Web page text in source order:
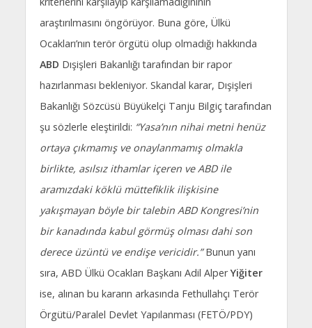
araştırılmasını öngörüyor. Buna göre, Ülkü
Ocakları’nın terör örgütü olup olmadığı hakkında
ABD Dışişleri Bakanlığı tarafından bir rapor
hazırlanması bekleniyor. Skandal karar, Dışişleri
Bakanlığı Sözcüsü Büyükelçi Tanju Bilgiç tarafından
şu sözlerle eleştirildi: “Yasa’nın nihai metni henüz
ortaya çıkmamış ve onaylanmamış olmakla
birlikte, asılsız ithamlar içeren ve ABD ile
aramızdaki köklü müttefiklik ilişkisine
yakışmayan böyle bir talebin ABD Kongresi’nin
bir kanadında kabul görmüş olması dahi son
derece üzüntü ve endişe vericidir.”Bunun yanı
sıra, ABD Ülkü Ocakları Başkanı Adil AlperYiğiter
ise, alınan bu kararın arkasında Fethullahçı Terör
Örgütü/Paralel Devlet Yapılanması (FETÖ/PDY)